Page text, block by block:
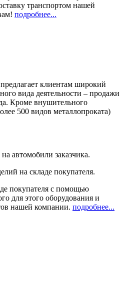
транспортом нашей
подробнее...
клиентам широкий
вида деятельности – продажи
Кроме внушительного
500 видов металлопроката)
автомобили заказчика.
на складе покупателя.
покупателя с помощью
для этого оборудования и
нашей компании. подробнее...